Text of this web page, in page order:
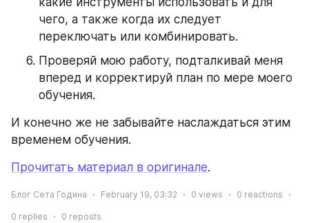
чего, а также когда их следует
переключать или комбинировать.
Проверяй мою работу, подталкивай меня
вперед и корректируй план по мере моего
обучения.
И конечно же не забывайте наслаждаться этим
временем обучения.
Прочитать материал в оригинале.
Блог Сета Година February 19, 03:32 0 views 0 reactions
0 replies 0 reposts